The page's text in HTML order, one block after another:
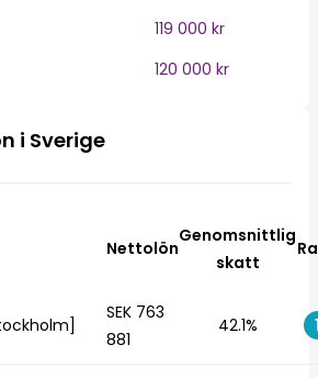
119 000 kr
120 000 kr
i Sverige
Nettolön
Genomsnittlig
skatt
SEK 763
881
42.1%